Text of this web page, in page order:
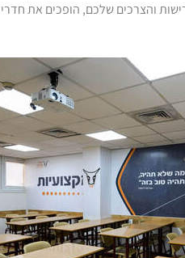
והצרכים שלכם, הופכים את